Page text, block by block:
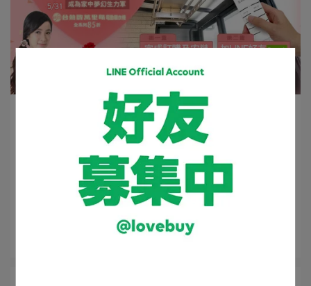
【母親節必備】高CP值的夢幻逸品，實用又
店長 | 2024-05-03
母親節的臨近，許多網友開始為了挑選最完美的禮物而煩
惱不已。但是，除了折扣⋯